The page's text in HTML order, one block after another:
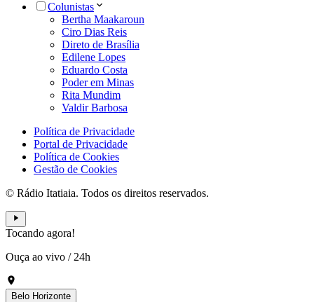
Colunistas
Bertha Maakaroun
Ciro Dias Reis
Direto de Brasília
Edilene Lopes
Eduardo Costa
Poder em Minas
Rita Mundim
Valdir Barbosa
Política de Privacidade
Portal de Privacidade
Política de Cookies
Gestão de Cookies
© Rádio Itatiaia. Todos os direitos reservados.
Tocando agora!
Ouça ao vivo / 24h
Belo Horizonte